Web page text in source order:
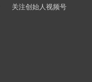
关注创始人视频号